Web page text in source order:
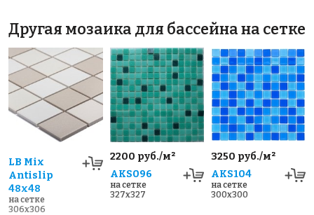
Другая мозаика для бассейна на сетке
LB Mix
Antislip
48x48
на сетке
306x306
2200 руб./м²
AKS096
на сетке
327x327
3250 руб./м²
AKS104
на сетке
300x300